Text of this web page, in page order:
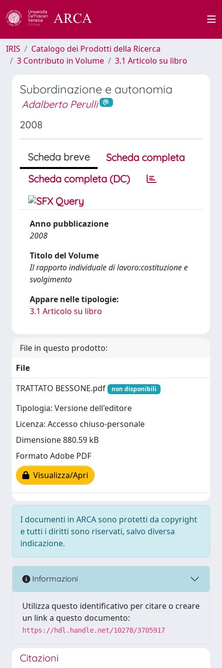
IRIS
Catalogo dei Prodotti della Ricerca
3 Contributo in Volume
3.1 Articolo su libro
Subordinazione e autonomia
Adalberto Perulli
2008
Scheda breve
Scheda completa
Scheda completa (DC)
Anno pubblicazione
2008
Titolo del Volume
Il rapporto individuale di lavoro:costituzione e
svolgimento
Appare nelle tipologie:
3.1 Articolo su libro
File in questo prodotto:
File
TRATTATO BESSONE.pdf
non disponibili
Tipologia: Versione dell'editore
Licenza: Accesso chiuso-personale
Dimensione 880.59 kB
Formato Adobe PDF
Visualizza/Apri
I documenti in ARCA sono protetti da copyright
e tutti i diritti sono riservati, salvo diversa
indicazione.
Informazioni
Utilizza questo identificativo per citare o creare
un link a questo documento:
https://hdl.handle.net/10278/3705917
Citazioni